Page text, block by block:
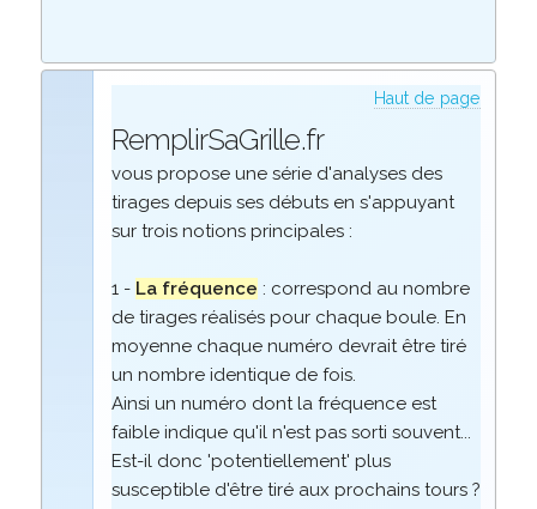
Haut de page
RemplirSaGrille.fr
vous propose une série d'analyses des
tirages depuis ses débuts en s'appuyant
sur trois notions principales :
1 - La fréquence : correspond au nombre
de tirages réalisés pour chaque boule. En
moyenne chaque numéro devrait être tiré
un nombre identique de fois.
Ainsi un numéro dont la fréquence est
faible indique qu'il n'est pas sorti souvent...
Est-il donc 'potentiellement' plus
susceptible d'être tiré aux prochains tours ?